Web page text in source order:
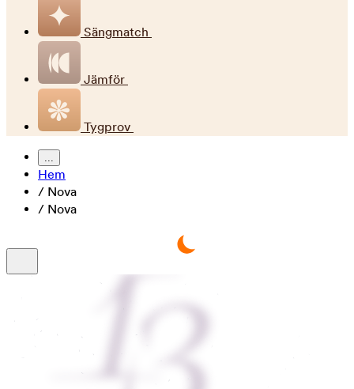
Sängmatch
Jämför
Tygprov
...
Hem
/ Nova
/ Nova